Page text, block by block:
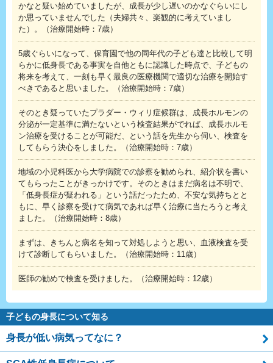
かなと疑い始めていましたが、成長が少し遅いのかなぐらいにし
か思っていませんでした（夫婦共々、楽観的に考えていまし
た）。（治療開始時：7歳）
5歳ぐらいになって、保育園で他の同年代の子ども達と比較して明
らかに低身長である事実を自他ともに認識した時点で、子どもの
将来を考えて、一刻も早く最良の医療機関で適切な治療を開始す
べきであると思いました。（治療開始時：7歳）
そのとき疑っていたプラダー・ウィリ症候群は、成長ホルモンの
分泌が一定基準に満たないという検査結果がでれば、成長ホルモ
ン治療を受けることが可能だ、という話を先生から伺い、検査を
してもらう決心をしました。（治療開始時：7歳）
地域の小児科医から大学病院での診察を勧められ、紹介状を書い
てもらったことがきっかけです。そのときはまだ病名は不明で、
「低身長症が疑われる」という話だったため、不安な気持ちとと
もに、早く診察を受けて病気であれば早く治療に当たろうと考え
ました。（治療開始時：8歳）
まずは、きちんと病名を知って対処しようと思い、血液検査を受
けて診断してもらいました。（治療開始時：11歳）
医師の勧めで検査を受けました。（治療開始時：12歳）
Short page nav
子どもの身長について知る
身長が低い病気ってなに？